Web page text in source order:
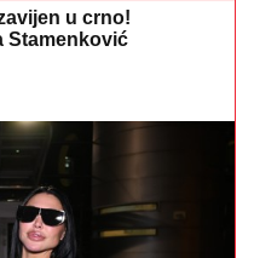
u crno!
Stamenković